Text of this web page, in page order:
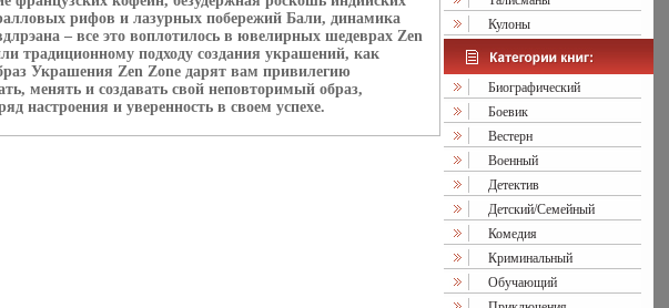
рифов и лазурных побережий Бали, динамика
– все это воплотилось в ювелирных шедеврах Zen
традиционному подходу создания украшений, как
Украшения Zen Zone дарят вам привилегию
менять и создавать свой неповторимый образ,
настроения и уверенность в своем успехе.
Кулоны
Биографический
Боевик
Вестерн
Военный
Детектив
Детский/Семейный
Комедия
Криминальный
Обучающий